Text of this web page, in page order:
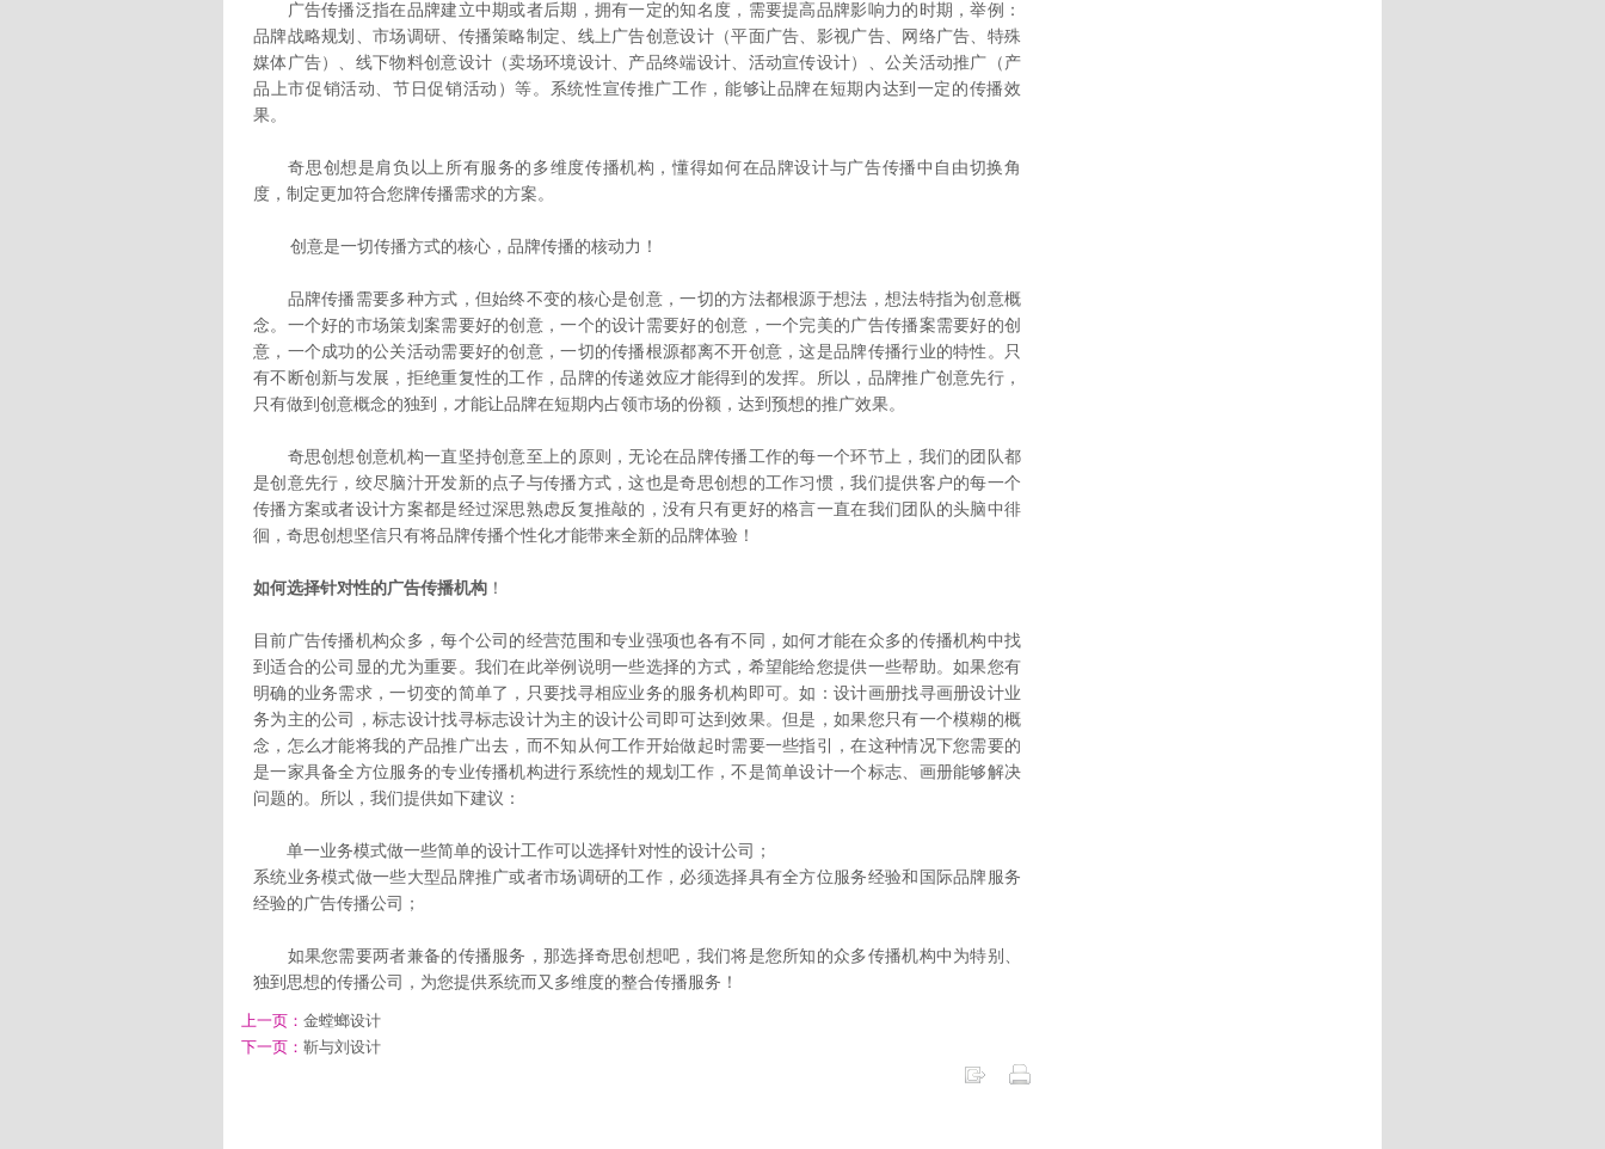
广告传播泛指在品牌建立中期或者后期，拥有一定的知名度，需要提高品牌影响力的时期，举例：
品牌战略规划、市场调研、传播策略制定、线上广告创意设计（平面广告、影视广告、网络广告、特殊
媒体广告）、线下物料创意设计（卖场环境设计、产品终端设计、活动宣传设计）、公关活动推广（产
品上市促销活动、节日促销活动）等。系统性宣传推广工作，能够让品牌在短期内达到一定的传播效
果。
奇思创想是肩负以上所有服务的多维度传播机构，懂得如何在品牌设计与广告传播中自由切换角
度，制定更加符合您牌传播需求的方案。
创意是一切传播方式的核心，品牌传播的核动力！
品牌传播需要多种方式，但始终不变的核心是创意，一切的方法都根源于想法，想法特指为创意概
念。一个好的市场策划案需要好的创意，一个的设计需要好的创意，一个完美的广告传播案需要好的创
意，一个成功的公关活动需要好的创意，一切的传播根源都离不开创意，这是品牌传播行业的特性。只
有不断创新与发展，拒绝重复性的工作，品牌的传递效应才能得到的发挥。所以，品牌推广创意先行，
只有做到创意概念的独到，才能让品牌在短期内占领市场的份额，达到预想的推广效果。
奇思创想创意机构一直坚持创意至上的原则，无论在品牌传播工作的每一个环节上，我们的团队都
是创意先行，绞尽脑汁开发新的点子与传播方式，这也是奇思创想的工作习惯，我们提供客户的每一个
传播方案或者设计方案都是经过深思熟虑反复推敲的，没有只有更好的格言一直在我们团队的头脑中徘
徊，奇思创想坚信只有将品牌传播个性化才能带来全新的品牌体验！
如何选择针对性的广告传播机构 ！
目前广告传播机构众多，每个公司的经营范围和专业强项也各有不同，如何才能在众多的传播机构中找
到适合的公司显的尤为重要。我们在此举例说明一些选择的方式，希望能给您提供一些帮助。如果您有
明确的业务需求，一切变的简单了，只要找寻相应业务的服务机构即可。如：设计画册找寻画册设计业
务为主的公司，标志设计找寻标志设计为主的设计公司即可达到效果。但是，如果您只有一个模糊的概
念，怎么才能将我的产品推广出去，而不知从何工作开始做起时需要一些指引，在这种情况下您需要的
是一家具备全方位服务的专业传播机构进行系统性的规划工作，不是简单设计一个标志、画册能够解决
问题的。所以，我们提供如下建议：
单一业务模式做一些简单的设计工作可以选择针对性的设计公司；
系统业务模式做一些大型品牌推广或者市场调研的工作，必须选择具有全方位服务经验和国际品牌服务
经验的广告传播公司；
如果您需要两者兼备的传播服务，那选择奇思创想吧，我们将是您所知的众多传播机构中为特别、
独到思想的传播公司，为您提供系统而又多维度的整合传播服务！
上一页： 金螳螂设计
下一页： 靳与刘设计